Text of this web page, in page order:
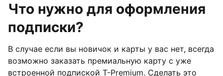
Что нужно для оформления
подписки?
В случае если вы новичок и карты у вас нет, всегда
возможно заказать премиальную карту с уже
встроенной подпиской T-Premium. Сделать это